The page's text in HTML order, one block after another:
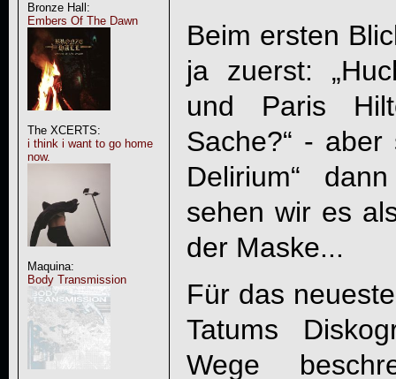
Bronze Hall:
Embers Of The Dawn
The XCERTS:
i think i want to go home
now.
Maquina:
Body Transmission
Beim ersten
ja zuerst:
und Paris
Sache?“ -
Delirium“
sehen wir es
der Maske...
Für das
Tatums
Wege